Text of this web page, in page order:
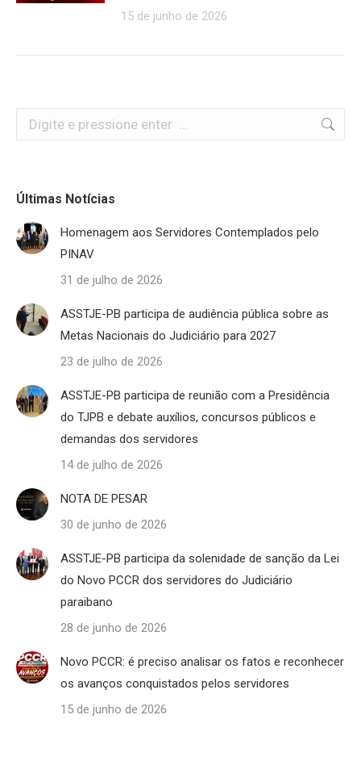
15 de junho de 2026
Search:
Últimas Notícias
Homenagem aos Servidores Contemplados pelo
PINAV
31 de julho de 2026
ASSTJE-PB participa de audiência pública sobre as
Metas Nacionais do Judiciário para 2027
23 de julho de 2026
ASSTJE-PB participa de reunião com a Presidência
do TJPB e debate auxílios, concursos públicos e
demandas dos servidores
14 de julho de 2026
NOTA DE PESAR
30 de junho de 2026
ASSTJE-PB participa da solenidade de sanção da Lei
do Novo PCCR dos servidores do Judiciário
paraibano
28 de junho de 2026
Novo PCCR: é preciso analisar os fatos e reconhecer
os avanços conquistados pelos servidores
15 de junho de 2026